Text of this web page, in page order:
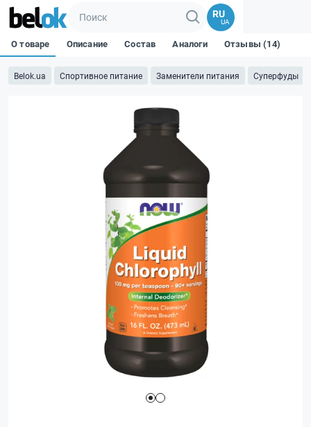
RU
UA
Belok.ua Спортивное питание Заменители питания Суперфуды
О товаре Описание Состав Аналоги Отзывы (14)